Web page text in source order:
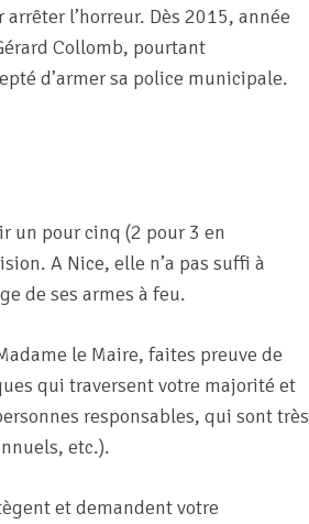
l’horreur. Dès 2015, année
Collomb, pourtant
d’armer sa police municipale.
un pour cinq (2 pour 3 en
A Nice, elle n’a pas suffi à
de ses armes à feu.
le Maire, faites preuve de
qui traversent votre majorité et
responsables, qui sont très
etc.).
et demandent votre